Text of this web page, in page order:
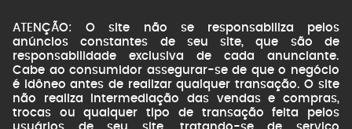
ATENÇÃO: O site não se responsabiliza pelos
anúncios constantes de seu site, que são de
responsabilidade exclusiva de cada anunciante.
Cabe ao consumidor assegurar-se de que o negócio
é idôneo antes de realizar qualquer transação. O site
não realiza intermediação das vendas e compras,
trocas ou qualquer tipo de transação feita pelos